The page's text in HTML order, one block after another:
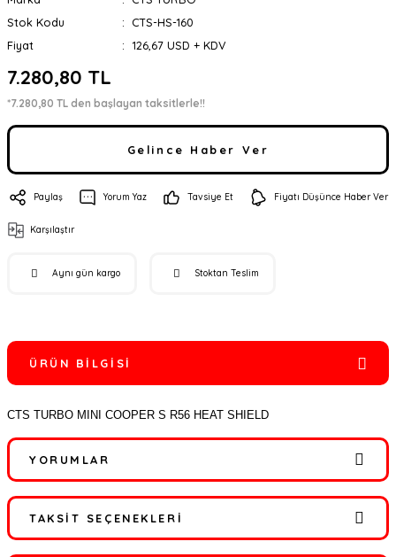
Stok Kodu
CTS-HS-160
Fiyat
126,67 USD + KDV
7.280,80 TL
*7.280,80 TL den başlayan taksitlerle!!
Gelince Haber Ver
Paylaş Yorum Yaz Tavsiye Et Fiyatı Düşünce Haber Ver
Karşılaştır
Aynı gün kargo Stoktan Teslim
ÜRÜN BILGISI
CTS TURBO MINI COOPER S R56 HEAT SHIELD
YORUMLAR
Bu ürüne ilk yorumu siz yapın!
TAKSIT SEÇENEKLERI